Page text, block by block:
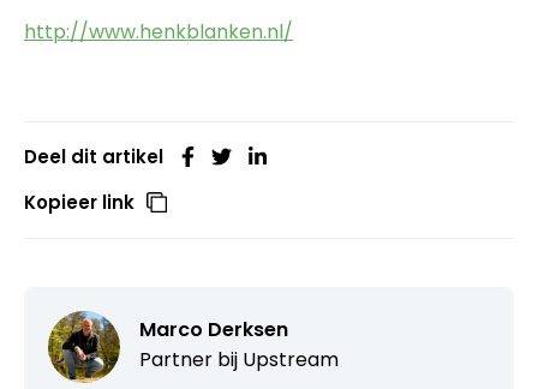
http://www.henkblanken.nl/
Deel dit artikel
Kopieer link
Marco Derksen
Partner bij Upstream